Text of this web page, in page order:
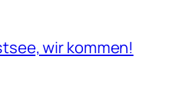
wir kommen!